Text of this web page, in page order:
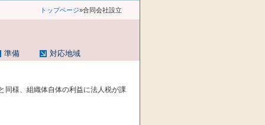
トップページ»合同会社設立
準備 対応地域
同様、組織体自体の利益に法人税が課